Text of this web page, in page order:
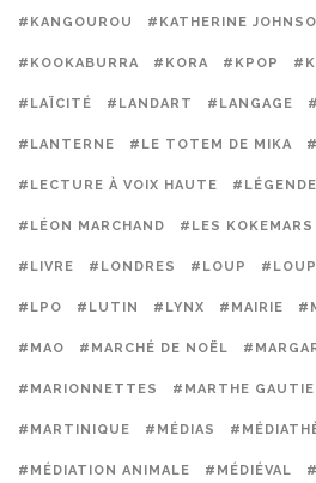
#KANGOUROU #KATHERINE
#KOOKABURRA #KORA #KPOP
#LAÏCITÉ #LANDART #LANGAGE
#LANTERNE #LE TOTEM DE MIKA
#LECTURE À VOIX HAUTE #LÉGENDE
#LÉON MARCHAND #LES KOKEMARS
#LIVRE #LONDRES #LOUP
#LPO #LUTIN #LYNX #MAIRIE
#MAO #MARCHÉ DE NOËL
#MARIONNETTES #MARTHE
#MARTINIQUE #MÉDIAS
#MÉDIATION ANIMALE #MÉDIÉVAL